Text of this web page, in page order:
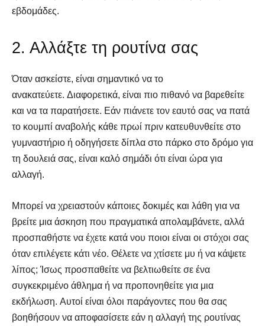
εβδομάδες.
2. Αλλάξτε τη ρουτίνα σας
Όταν ασκείστε, είναι σημαντικό να το
ανακατεύετε. Διαφορετικά, είναι πιο πιθανό να βαρεθείτε
και να τα παρατήσετε. Εάν πιάνετε τον εαυτό σας να πατά
το κουμπί αναβολής κάθε πρωί πριν κατευθυνθείτε στο
γυμναστήριο ή οδηγήσετε δίπλα στο πάρκο στο δρόμο για
τη δουλειά σας, είναι καλό σημάδι ότι είναι ώρα για
αλλαγή.
Μπορεί να χρειαστούν κάποιες δοκιμές και λάθη για να
βρείτε μια άσκηση που πραγματικά απολαμβάνετε, αλλά
προσπαθήστε να έχετε κατά νου ποιοι είναι οι στόχοι σας
όταν επιλέγετε κάτι νέο. Θέλετε να χτίσετε μυ ή να κάψετε
λίπος; Ίσως προσπαθείτε να βελτιωθείτε σε ένα
συγκεκριμένο άθλημα ή να προπονηθείτε για μια
εκδήλωση. Αυτοί είναι όλοι παράγοντες που θα σας
βοηθήσουν να αποφασίσετε εάν η αλλαγή της ρουτίνας